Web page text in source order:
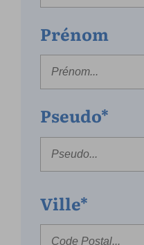
Prénom
Pseudo*
Ville*